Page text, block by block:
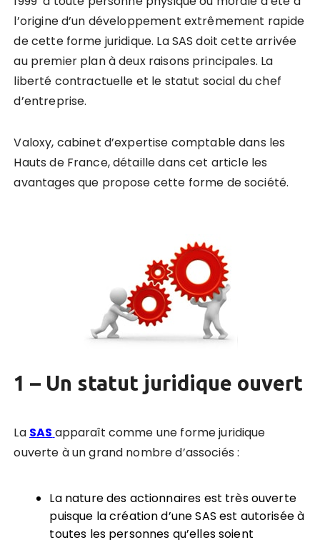
l’origine d’un développement extrêmement rapide
de cette forme juridique. La SAS doit cette arrivée
au premier plan à deux raisons principales. La
liberté contractuelle et le statut social du chef
d’entreprise.
Valoxy, cabinet d’expertise comptable dans les
Hauts de France, détaille dans cet article les
avantages que propose cette forme de société.
1 – Un statut juridique ouvert
La SAS apparaît comme une forme juridique
ouverte à un grand nombre d’associés :
La nature des actionnaires est très ouverte
puisque la création d’une SAS est autorisée à
toutes les personnes qu’elles soient